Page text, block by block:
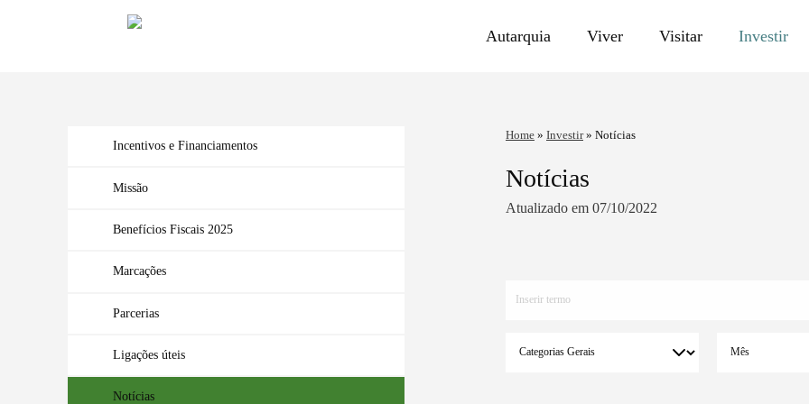
Autarquia Viver Visitar Investir
Incentivos e Financiamentos
Missão
Benefícios Fiscais 2025
Marcações
Parcerias
Ligações úteis
Notícias
Home» Investir» Notícias
Notícias
Atualizado em 07/10/2022